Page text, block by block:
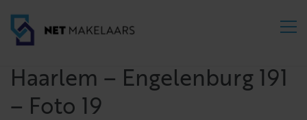
Haarlem – Engelenburg 191
– Foto 19